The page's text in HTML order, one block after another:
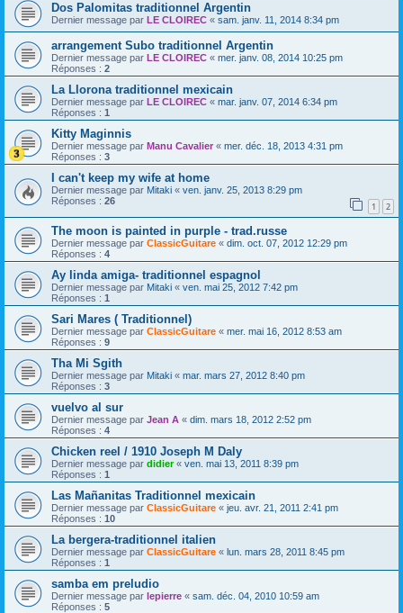
Dos Palomitas traditionnel Argentin
Dernier message par LE CLOIREC « sam. janv. 11, 2014 8:34 pm
arrangement Subo traditionnel Argentin
Dernier message par LE CLOIREC « mer. janv. 08, 2014 10:25 pm
Réponses : 2
La Llorona traditionnel mexicain
Dernier message par LE CLOIREC « mar. janv. 07, 2014 6:34 pm
Réponses : 1
Kitty Maginnis
Dernier message par Manu Cavalier « mer. déc. 18, 2013 4:31 pm
Réponses : 3
I can't keep my wife at home
Dernier message par Mitaki « ven. janv. 25, 2013 8:29 pm
Réponses : 26 1 2
The moon is painted in purple - trad.russe
Dernier message par ClassicGuitare « dim. oct. 07, 2012 12:29 pm
Réponses : 4
Ay linda amiga- traditionnel espagnol
Dernier message par Mitaki « ven. mai 25, 2012 7:42 pm
Réponses : 1
Sari Mares ( Traditionnel)
Dernier message par ClassicGuitare « mer. mai 16, 2012 8:53 am
Réponses : 9
Tha Mi Sgith
Dernier message par Mitaki « mar. mars 27, 2012 8:40 pm
Réponses : 3
vuelvo al sur
Dernier message par Jean A « dim. mars 18, 2012 2:52 pm
Réponses : 4
Chicken reel / 1910 Joseph M Daly
Dernier message par didier« ven. mai 13, 2011 8:39 pm
Réponses : 1
Las Mañanitas Traditionnel mexicain
Dernier message par ClassicGuitare « jeu. avr. 21, 2011 2:41 pm
Réponses : 10
La bergera-traditionnel italien
Dernier message par ClassicGuitare « lun. mars 28, 2011 8:45 pm
Réponses : 1
samba em preludio
Dernier message par lepierre « sam. déc. 04, 2010 10:59 am
Réponses : 5